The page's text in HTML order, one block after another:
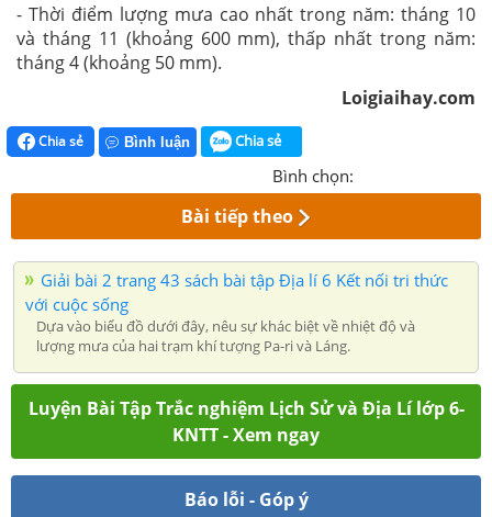
- Thời điểm lượng mưa cao nhất trong năm: tháng 10
và tháng 11 (khoảng 600 mm), thấp nhất trong năm:
tháng 4 (khoảng 50 mm).
Loigiaihay.com
Chia sẻ Bình luận Chia sẻ
Bình chọn:
Bài tiếp theo
Giải bài 2 trang 43 sách bài tập Địa lí 6 Kết nối tri thức
với cuộc sống
Dựa vào biểu đồ dưới đây, nêu sự khác biệt về nhiệt độ và
lượng mưa của hai trạm khí tượng Pa-ri và Láng.
Luyện Bài Tập Trắc nghiệm Lịch Sử và Địa Lí lớp 6-
KNTT - Xem ngay
Báo lỗi - Góp ý